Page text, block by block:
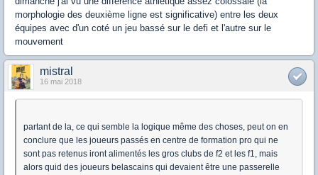
morphologie des deuxième ligne est significative) entre les deux
équipes avec d'un coté un jeu bassé sur le defi et l'autre sur le
mouvement
mistral
16 mai 2018
partant de la, ce qui semble la logique même des choses, peut on en
conclure que les joueurs passés en centre de formation pro qui ne
sont pas retenus iront alimentés les gros clubs de f2 et les f1, mais
alors quid des joueurs belascains qui devaient être une passerelle